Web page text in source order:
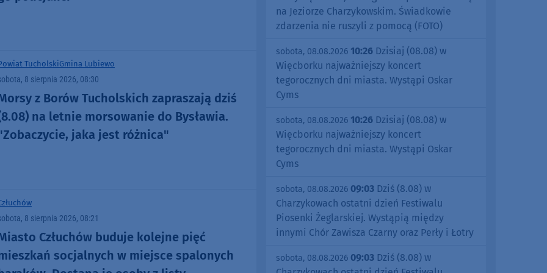
TucholskiGmina Lubiewo
8 sierpnia 2026, 08:30
z Borów Tucholskich zapraszają dziś
na letnie morsowanie do Bysławia.
jaka jest różnica"
8 sierpnia 2026, 08:21
Człuchów buduje kolejne pięć
socjalnych w miejsce spalonych
na Jeziorze Charzykowskim. Świadkowie
zdarzenia nie ruszyli z pomocą (FOTO)
sobota, 08.08.2026 10:26 Dzisiaj (08.08) w
Więcborku najważniejszy koncert
tegorocznych dni miasta. Wystąpi Oskar
Cyms
sobota, 08.08.2026 10:26 Dzisiaj (08.08) w
Więcborku najważniejszy koncert
tegorocznych dni miasta. Wystąpi Oskar
Cyms
sobota, 08.08.2026 09:03 Dziś (8.08) w
Charzykowach ostatni dzień Festiwalu
Piosenki Żeglarskiej. Wystąpią między
innymi Chór Zawisza Czarny oraz Perły i Łotry
sobota, 08.08.2026 09:03 Dziś (8.08) w